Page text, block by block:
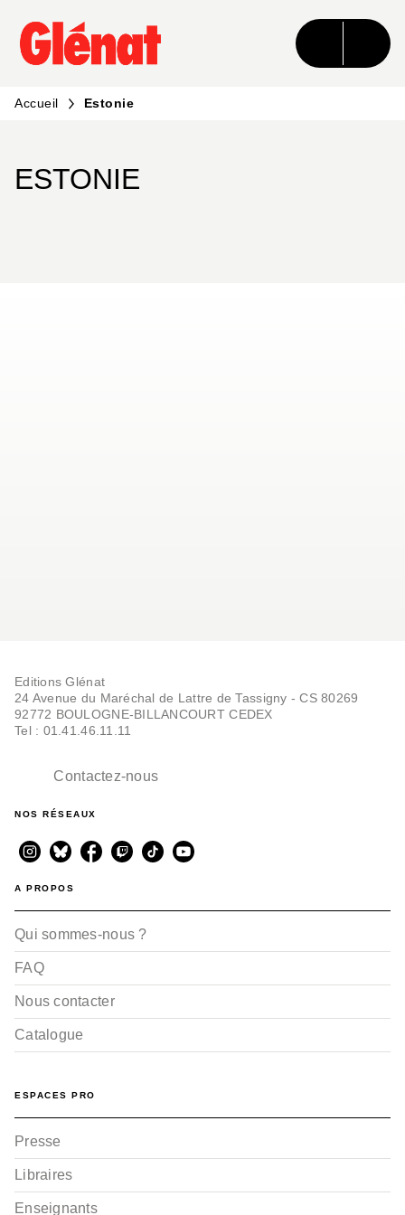
MENU RECHERCHE CONTENU
PIED DE PAGE
Accueil Estonie
ESTONIE
Editions Glénat
24 Avenue du Maréchal de Lattre de Tassigny - CS 80269
92772 BOULOGNE-BILLANCOURT CEDEX
Tel : 01.41.46.11.11
Contactez-nous
NOS RÉSEAUX
A PROPOS
Qui sommes-nous ?
FAQ
Nous contacter
Catalogue
ESPACES PRO
Presse
Libraires
Enseignants